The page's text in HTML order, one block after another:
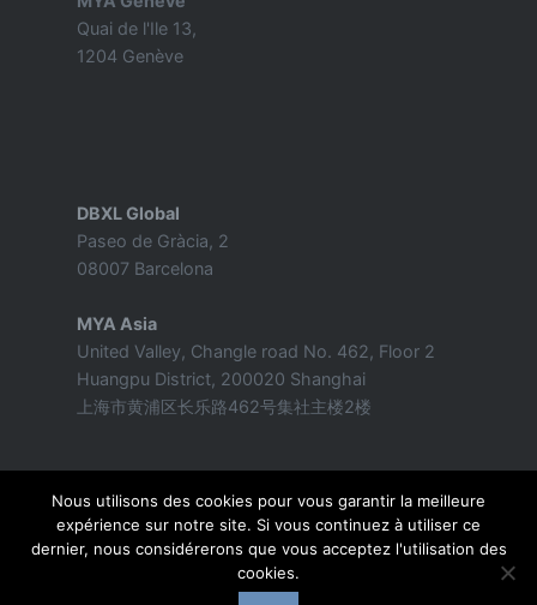
Quai de l'Ile 13,
1204 Genève
DBXL Global
Paseo de Gràcia, 2
08007 Barcelona
MYA Asia
United Valley, Changle road No. 462, Floor 2
Huangpu District, 200020 Shanghai
上海市黄浦区长乐路462号集社主楼2楼
Nous utilisons des cookies pour vous garantir la meilleure
expérience sur notre site. Si vous continuez à utiliser ce
dernier, nous considérerons que vous acceptez l'utilisation des
cookies.